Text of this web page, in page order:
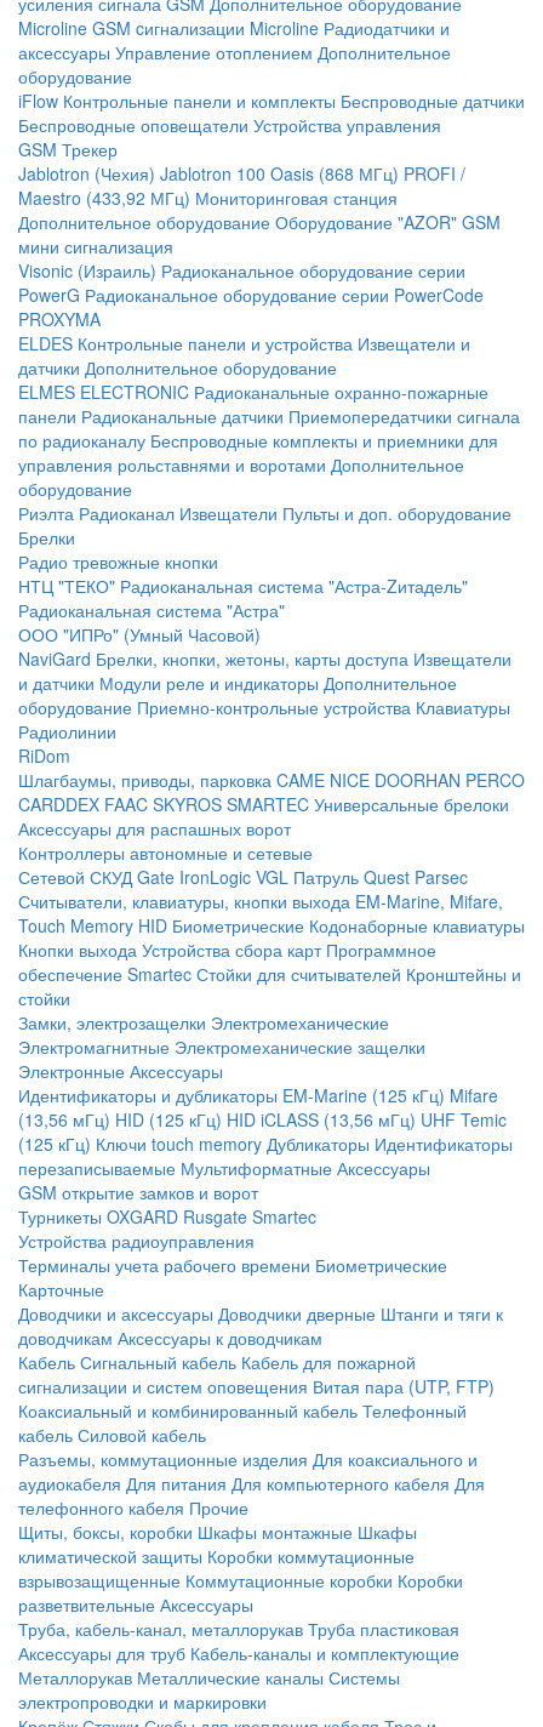
Microline GSM cигнализации Microline Радиодатчики и
аксессуары Управление отоплением Дополнительное
оборудование
iFlow Контрольные панели и комплекты Беспроводные датчики
Беспроводные оповещатели Устройства управления
GSM Трекер
Jablotron (Чехия) Jablotron 100 Oasis (868 МГц) PROFI /
Maestro (433,92 МГц) Мониторинговая станция
Дополнительное оборудование Оборудование "AZOR" GSM
мини сигнализация
Visonic (Израиль) Радиоканальное оборудование серии
PowerG Радиоканальное оборудование серии PowerCode
PROXYMA
ELDES Контрольные панели и устройства Извещатели и
датчики Дополнительное оборудование
ELMES ELECTRONIC Радиоканальные охранно-пожарные
панели Радиоканальные датчики Приемопередатчики сигнала
по радиоканалу Беспроводные комплекты и приемники для
управления рольставнями и воротами Дополнительное
оборудование
Риэлта Радиоканал Извещатели Пульты и доп. оборудование
Брелки
Радио тревожные кнопки
НТЦ "ТЕКО" Радиоканальная система "Астра-Zитадель"
Радиоканальная система "Астра"
ООО "ИПРо" (Умный Часовой)
NaviGard Брелки, кнопки, жетоны, карты доступа Извещатели
и датчики Модули реле и индикаторы Дополнительное
оборудование Приемно-контрольные устройства Клавиатуры
Радиолинии
RiDom
Шлагбаумы, приводы, парковка CAME NICE DOORHAN PERCO
CARDDEX FAAC SKYROS SMARTEC Универсальные брелоки
Аксессуары для распашных ворот
Контроллеры автономные и сетевые
Сетевой СКУД Gate IronLogic VGL Патруль Quest Parsec
Считыватели, клавиатуры, кнопки выхода EM-Marine, Mifare,
Touch Memory HID Биометрические Кодонаборные клавиатуры
Кнопки выхода Устройства сбора карт Программное
обеспечение Smartec Стойки для считывателей Кронштейны и
стойки
Замки, электрозащелки Электромеханические
Электромагнитные Электромеханические защелки
Электронные Аксессуары
Идентификаторы и дубликаторы EM-Marine (125 кГц) Mifare
(13,56 мГц) HID (125 кГц) HID iCLASS (13,56 мГц) UHF Temic
(125 кГц) Ключи touch memory Дубликаторы Идентификаторы
перезаписываемые Мультиформатные Аксессуары
GSM открытие замков и ворот
Турникеты OXGARD Rusgate Smartec
Устройства радиоуправления
Терминалы учета рабочего времени Биометрические
Карточные
Доводчики и аксессуары Доводчики дверные Штанги и тяги к
доводчикам Аксессуары к доводчикам
Кабель Сигнальный кабель Кабель для пожарной
сигнализации и систем оповещения Витая пара (UTP, FTP)
Коаксиальный и комбинированный кабель Телефонный
кабель Силовой кабель
Разъемы, коммутационные изделия Для коаксиального и
аудиокабеля Для питания Для компьютерного кабеля Для
телефонного кабеля Прочие
Щиты, боксы, коробки Шкафы монтажные Шкафы
климатической защиты Коробки коммутационные
взрывозащищенные Коммутационные коробки Коробки
разветвительные Аксессуары
Труба, кабель-канал, металлорукав Труба пластиковая
Аксессуары для труб Кабель-каналы и комплектующие
Металлорукав Металлические каналы Системы
электропроводки и маркировки